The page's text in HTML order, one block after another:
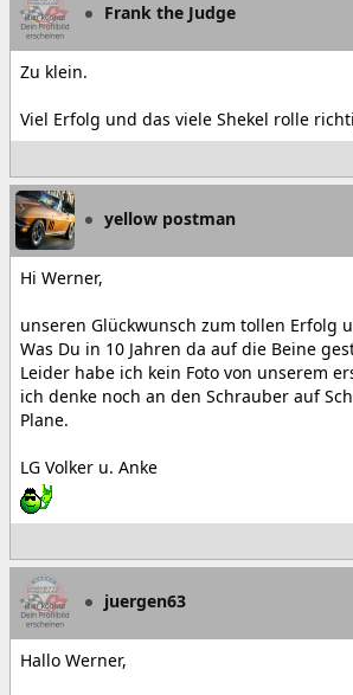
Frank the Judge
Zu klein.
Viel Erfolg und das viele Shekel rolle
yellow postman
Hi Werner,
unseren Glückwunsch zum tollen Erfolg
Was Du in 10 Jahren da auf die Beine
Leider habe ich kein Foto von unserem
ich denke noch an den Schrauber auf
Plane.
LG Volker u. Anke
juergen63
Hallo Werner,